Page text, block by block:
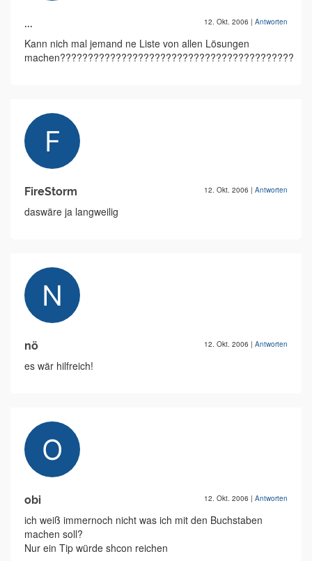
... 12. Okt. 2006 | Antworten
Kann nich mal jemand ne Liste von allen Lösungen
FireStorm 12. Okt. 2006 | Antworten
daswäre ja langweilig
nö 12. Okt. 2006 | Antworten
es wär hilfreich!
obi 12. Okt. 2006 | Antworten
ich weiß immernoch nicht was ich mit den Buchstaben
machen soll?
Nur ein Tip würde shcon reichen